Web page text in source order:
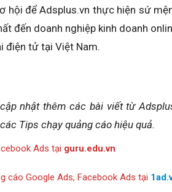
hội để Adsplus.vn thực hiện sứ
đến doanh nghiệp kinh doanh
điện tử tại Việt Nam.
nhật thêm các bài viết từ
Tips chạy quảng cáo hiệu quả.
Ads tại guru.edu.vn
cáo Google Ads, Facebook Ads tại